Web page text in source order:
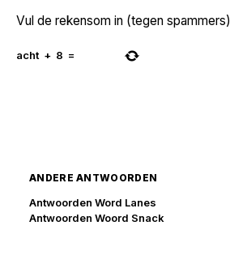
Vul de rekensom in (tegen spammers)
acht + 8 =
ANDERE ANTWOORDEN
Antwoorden Word Lanes
Antwoorden Woord Snack